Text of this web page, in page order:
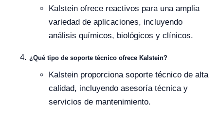
Kalstein ofrece reactivos para una amplia
variedad de aplicaciones, incluyendo
análisis químicos, biológicos y clínicos.
¿Qué tipo de soporte técnico ofrece Kalstein?
Kalstein proporciona soporte técnico de alta
calidad, incluyendo asesoría técnica y
servicios de mantenimiento.